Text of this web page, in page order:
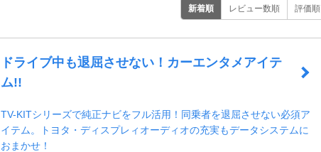
新着順 レビュー数順 評価順
ドライブ中も退屈させない！カーエンタメアイテ
ム!!
TV-KITシリーズで純正ナビをフル活用！同乗者を退屈させない必須ア
イテム。トヨタ・ディスプレィオーディオの充実もデータシステムに
おまかせ！